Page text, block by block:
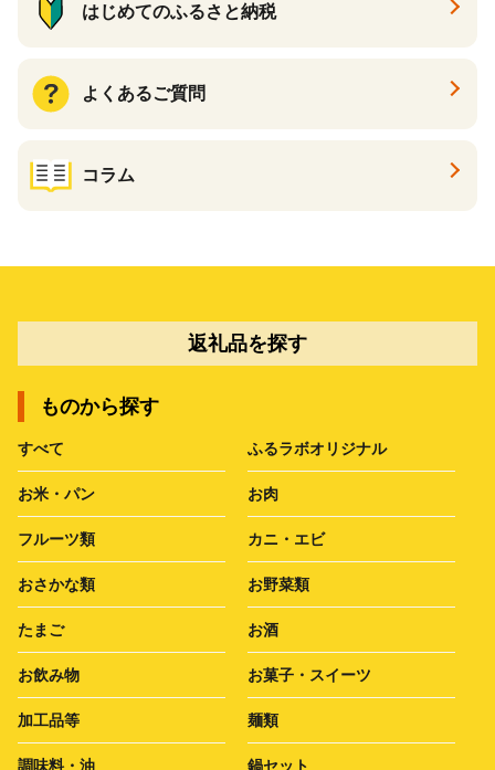
はじめてのふるさと納税
よくあるご質問
コラム
返礼品を探す
ものから探す
すべて ふるラボオリジナル
お米・パン お肉
フルーツ類 カニ・エビ
おさかな類 お野菜類
たまご お酒
お飲み物 お菓子・スイーツ
加工品等 麺類
調味料・油 鍋セット